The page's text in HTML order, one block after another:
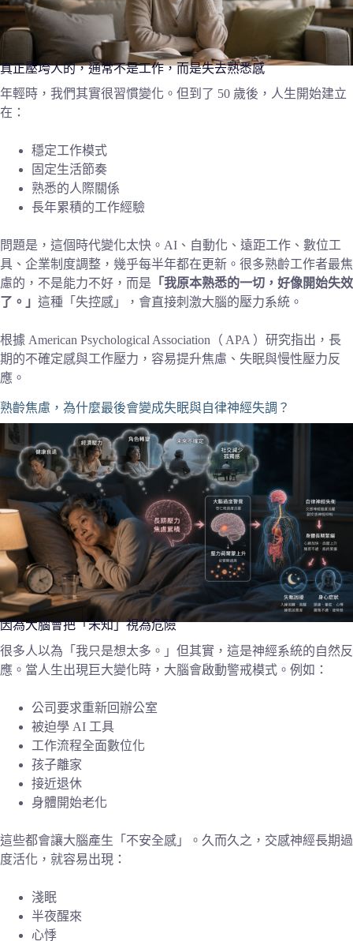
真正壓垮人的，通常不是工作，而是失去熟悉感
年輕時，我們其實很習慣變化。但到了 50 歲後，人生開始建立
在：
穩定工作模式
固定生活節奏
熟悉的人際關係
長年累積的工作經驗
問題是，這個時代變化太快。AI、自動化、遠距工作、數位工
具、企業制度調整，幾乎每半年都在更新。很多熟齡工作者最焦
慮的，不是能力不好，而是 「我原本熟悉的一切，好像開始失效
了。」 這種「失控感」，會直接刺激大腦的壓力系統。
根據 American Psychological Association（ APA ）研究指出，長
期的不確定感與工作壓力，容易提升焦慮、失眠與慢性壓力反
應。
熟齡焦慮，為什麼最後會變成失眠與自律神經失調？
因為大腦會把「未知」視為危險
很多人以為「我只是想太多。」但其實，這是神經系統的自然反
應。當人生出現巨大變化時，大腦會啟動警戒模式。例如：
公司要求重新回辦公室
被迫學 AI 工具
工作流程全面數位化
孩子離家
接近退休
身體開始老化
這些都會讓大腦產生「不安全感」。久而久之，交感神經長期過
度活化，就容易出現：
淺眠
半夜醒來
心悸